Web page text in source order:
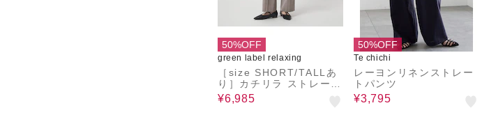
50%OFF
green label relaxing
［size SHORT/TALLあ
り］カチリラ ストレート
パンツ ウォッシャブル
ストレッチ
¥6,985
50%OFF
Te chichi
レーヨンリネンストレー
トパンツ
¥3,795